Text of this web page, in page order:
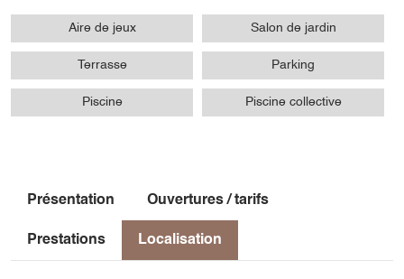
Aire de jeux Salon de jardin
Terrasse Parking
Piscine Piscine collective
Présentation Ouvertures / tarifs
Prestations Localisation